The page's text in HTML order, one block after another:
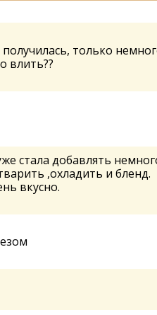
только
влить??
стала добавлять
,охладить и бленд.
вкусно.